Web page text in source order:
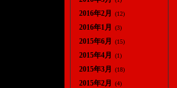
2016年2月 (12)
2016年1月 (3)
2015年6月 (15)
2015年4月 (1)
2015年3月 (18)
2015年2月 (4)